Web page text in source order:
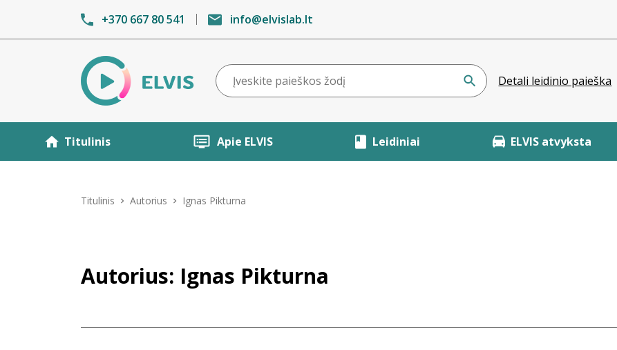
+370 667 80 541 info@elvislab.lt
Detali leidinio paieška
Titulinis Apie ELVIS Leidiniai ELVIS atvyksta
Titulinis Autorius Ignas Pikturna
Autorius: Ignas Pikturna